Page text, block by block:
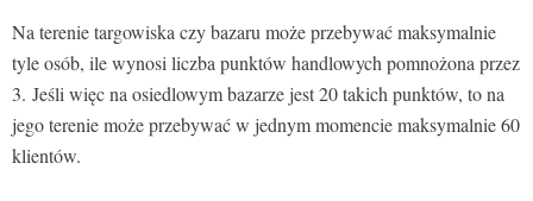
Na terenie targowiska czy bazaru może przebywać maksymalnie
tyle osób, ile wynosi liczba punktów handlowych pomnożona przez
3. Jeśli więc na osiedlowym bazarze jest 20 takich punktów, to na
jego terenie może przebywać w jednym momencie maksymalnie 60
klientów.